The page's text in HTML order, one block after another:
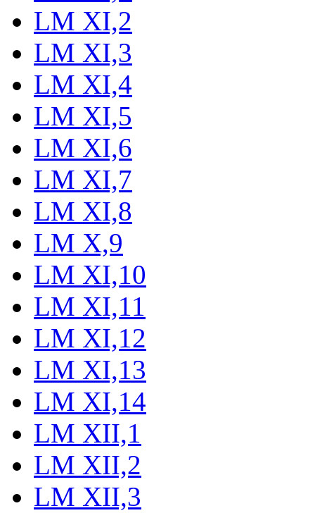
LM XI,2
LM XI,3
LM XI,4
LM XI,5
LM XI,6
LM XI,7
LM XI,8
LM X,9
LM XI,10
LM XI,11
LM XI,12
LM XI,13
LM XI,14
LM XII,1
LM XII,2
LM XII,3